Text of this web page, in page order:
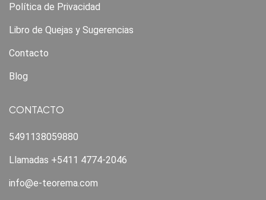
Política de Privacidad
Libro de Quejas y Sugerencias
Contacto
Blog
CONTACTO
5491138059880
Llamadas +5411 4774-2046
info@e-teorema.com